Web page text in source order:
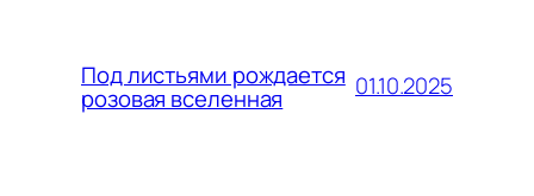
Под листьями рождается
розовая вселенная 01.10.2025